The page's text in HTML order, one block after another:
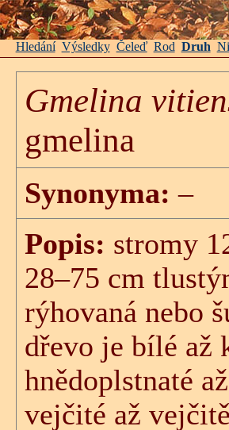
Hledání Výsledky Čeleď Rod Druh
Gmelina
gmelina
Synonyma:–
Popis: stromy
28–75 cm
rýhovaná nebo
dřevo je bílé až
hnědoplstnaté
vejčité až